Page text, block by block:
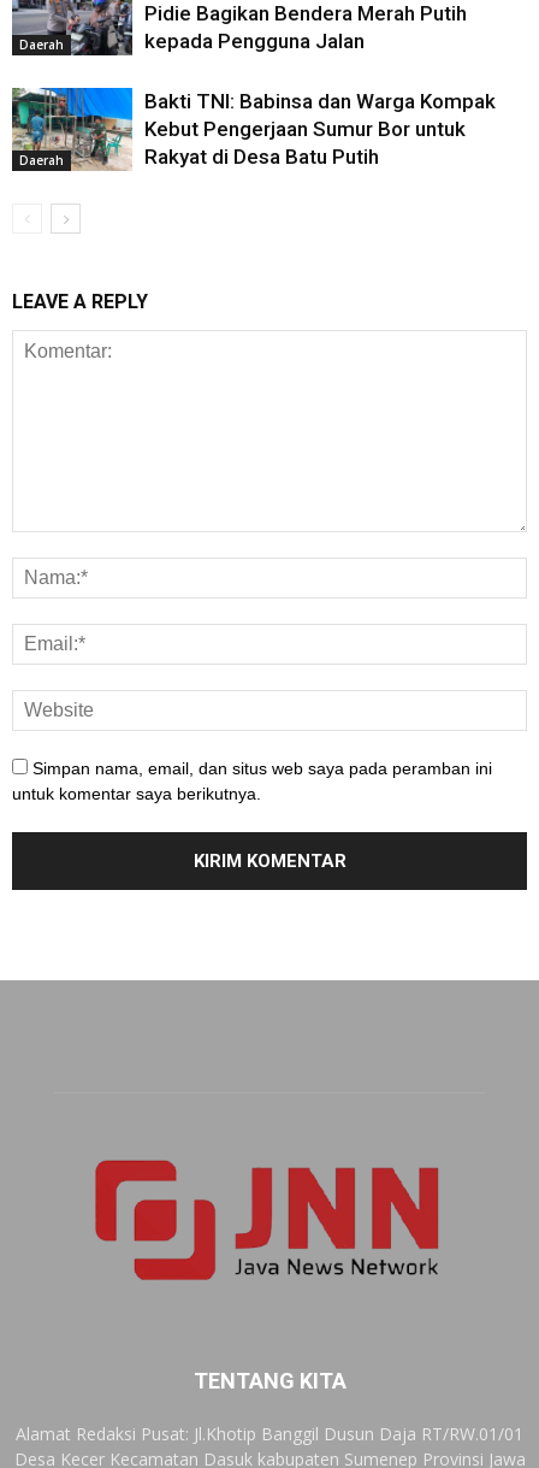
Daerah
Pidie Bagikan Bendera Merah Putih
kepada Pengguna Jalan
Daerah
Bakti TNI: Babinsa dan Warga Kompak
Kebut Pengerjaan Sumur Bor untuk
Rakyat di Desa Batu Putih
LEAVE A REPLY
Simpan nama, email, dan situs web saya pada peramban ini
untuk komentar saya berikutnya.
TENTANG KITA
Alamat Redaksi Pusat: Jl.Khotip Banggil Dusun Daja RT/RW.01/01
Desa Kecer Kecamatan Dasuk kabupaten Sumenep Provinsi Jawa